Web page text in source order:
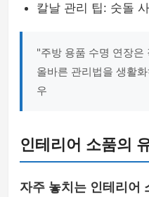
칼날 관리 팁: 숫돌
"주방 용품 수명 연장은
올바른 관리법을 생활
우
인테리어 소품의
자주 놓치는 인테리어